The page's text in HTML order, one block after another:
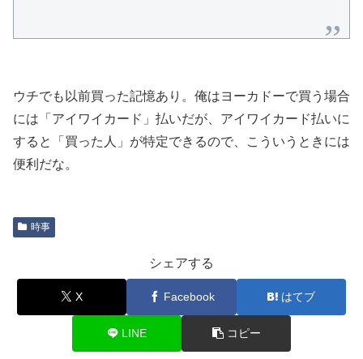
ウチでも以前買った記憶あり。俺はヨーカドーで買う場合
には「アイワイカード」払いだが、アイワイカード払いに
すると「買った人」が特定できるので、こういうときには
便利だな。
時事
シェアする
X Facebook はてブ
LINE コピー